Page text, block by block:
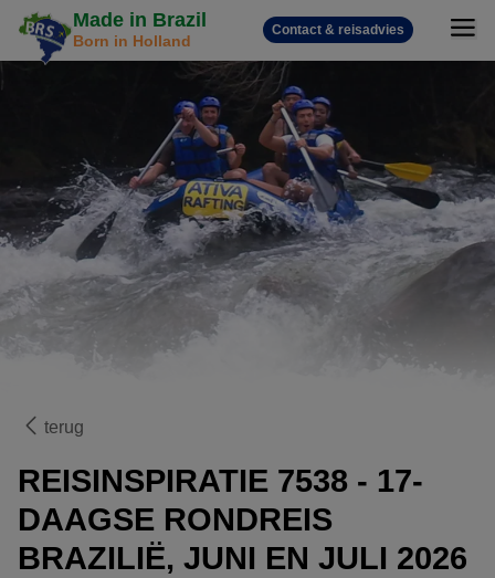
Made in Brazil
Born in Holland
Contact & reisadvies
terug
REISINSPIRATIE 7538 - 17-
DAAGSE RONDREIS
BRAZILIË, JUNI EN JULI 2026